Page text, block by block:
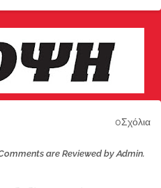
0Σχόλια
are Reviewed by Admin.